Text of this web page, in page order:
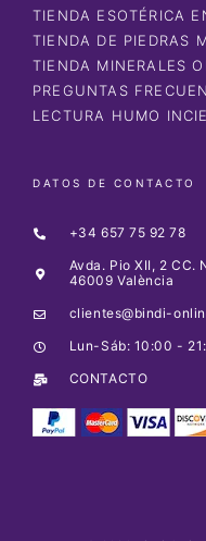
TIENDA ESOTÉRICA
TIENDA DE PIEDRAS
TIENDA MINERALES
PREGUNTAS
LECTURA HUMO
DATOS DE CONTACTO
+34 657 75 92 78
Avda. Pio XII, 2 CC.
46009 València
clientes@bindi-
Lun-Sáb: 10:00 -
CONTACTO